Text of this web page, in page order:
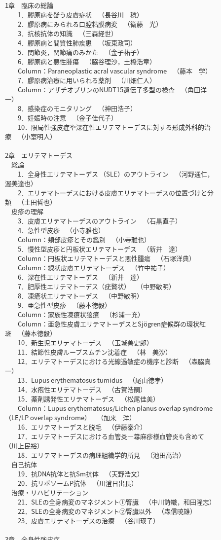
1章 臨床の総論
1．膠原病を疑う皮膚症状 （長谷川 稔）
2．膠原病にみられる口腔粘膜病変 （衛藤 光）
3．抗核抗体の知識 （三森経世）
4．膠原病と間質性肺疾患 （坂東政司）
5．関節炎，関節痛のみかた （金子祐子）
6．膠原病と悪性腫瘍 （脇谷理沙，土橋浩章）
Column：Paraneoplastic acral vascular syndrome （藤本 学）
7．膠原病治療に用いられる薬剤 （川畑仁人）
Column：アザチオプリンのNUDT15遺伝子多型の検査 （角田洋
一）
8．感染症のモニタリング （神田浩子）
9．妊娠時の注意 （金子佳代子）
10．限局性強皮症や深在性エリテマトーデスに対する形成外科的治
療 （小室明人）
2章 エリテマトーデス
総論
1．全身性エリテマトーデス （SLE）のアウトライン （河野通仁，
渥美達也）
2．エリテマトーデスにおける皮膚エリテマトーデスの位置づけと分
類 （土田哲也）
皮疹の理解
3．皮膚エリテマトーデスのアウトライン （石黒直子）
4．急性型皮疹 （小寺雅也）
Column：頬部皮疹とその鑑別 （小寺雅也）
5．慢性型皮疹と円板状エリテマトーデス （新井 達）
Column：円板状エリテマトーデスと悪性腫瘍 （石塚洋典）
Column：線状皮膚エリテマトーデス （竹中祐子）
6．深在性エリテマトーデス （新井 達）
7．肥厚性エリテマトーデス（疣贅状） （中野敏明）
8．凍瘡状エリテマトーデス （中野敏明）
9．亜急性型皮疹 （藤本徳毅）
Column：家族性凍瘡状狼瘡 （杉浦一充）
Column：亜急性皮膚エリテマトーデスとSjögren症候群の環状紅
斑 （藤本徳毅）
10．新生児エリテマトーデス （玉城善史郎）
11．結節性皮膚ループスムチン沈着症 （林 美沙）
12．エリテマトーデスにおける光線過敏症の機序と診断 （森脇真
一）
13．Lupus erythematosus tumidus （尾山徳孝）
14．水疱性エリテマトーデス （古賀浩嗣）
15．薬剤誘発性エリテマトーデス （松尾佳美）
Column：Lupus erythematosus/Lichen planus overlap syndrome
（LE/LP overlap syndrome） （加来 洋）
16．エリテマトーデスと脱毛 （伊藤泰介）
17．エリテマトーデスにおける血管炎―蕁麻疹様血管炎も含めて
（川上民裕）
18．エリテマトーデスの病理組織学的所見 （池田高治）
自己抗体
19．抗DNA抗体と抗Sm抗体 （天野浩文）
20．抗リボソームP抗体 （川澄日出長）
治療・リハビリテーション
21．SLEの全身病変のマネジメント①腎臓 （中川詩織，和田隆志）
22．SLEの全身病変のマネジメント②腎臓以外 （森信暁雄）
23．皮膚エリテマトーデスの治療 （谷川瑛子）